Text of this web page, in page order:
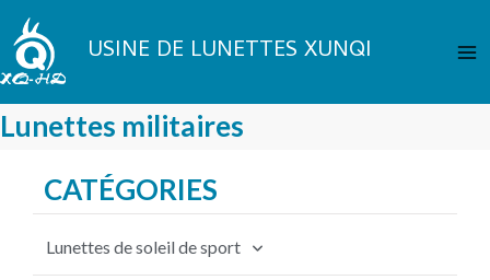
Aller
au
contenu USINE DE LUNETTES XUNQI
Lunettes militaires
CATÉGORIES
Lunettes de soleil de sport